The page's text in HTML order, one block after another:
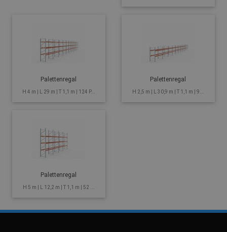
Palettenregal
H 4 m | L 29 m | T 1,1 m | 124 P...
Palettenregal
H 2,5 m | L 30,9 m | T 1,1 m | 9...
Palettenregal
H 5 m | L 12,2 m | T 1,1 m | 52 ...